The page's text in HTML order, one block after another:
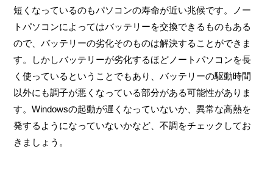
短くなっているのもパソコンの寿命が近い兆候です。ノー
トパソコンによってはバッテリーを交換できるものもある
ので、バッテリーの劣化そのものは解決することができま
す。しかしバッテリーが劣化するほどノートパソコンを長
く使っているということでもあり、バッテリーの駆動時間
以外にも調子が悪くなっている部分がある可能性がありま
す。Windowsの起動が遅くなっていないか、異常な高熱を
発するようになっていないかなど、不調をチェックしてお
きましょう。